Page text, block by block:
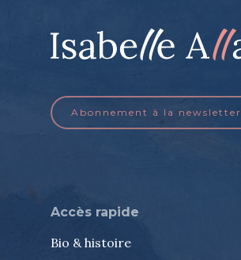
Abonnement à la newsletter
Accès rapide
Bio & histoire